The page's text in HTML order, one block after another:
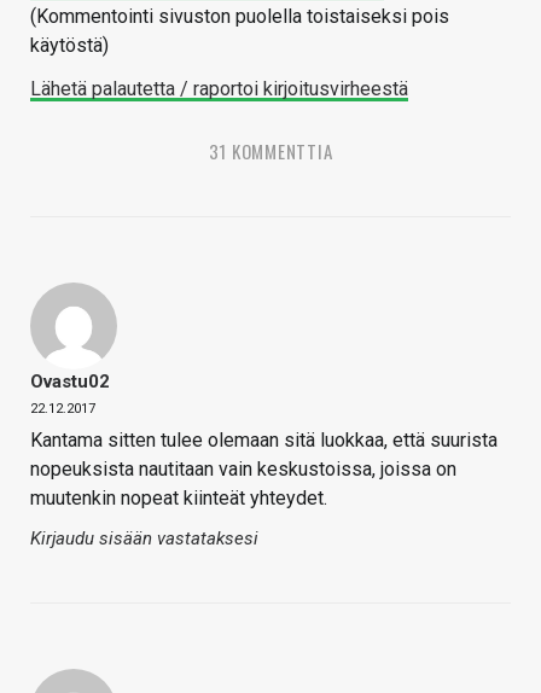
(Kommentointi sivuston puolella toistaiseksi pois
käytöstä)
Lähetä palautetta / raportoi kirjoitusvirheestä
31 KOMMENTTIA
Ovastu02
22.12.2017
Kantama sitten tulee olemaan sitä luokkaa, että suurista
nopeuksista nautitaan vain keskustoissa, joissa on
muutenkin nopeat kiinteät yhteydet.
Kirjaudu sisään vastataksesi